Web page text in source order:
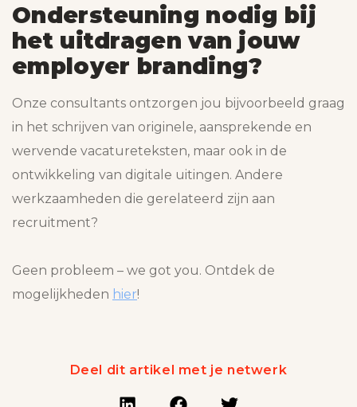
Ondersteuning nodig bij
het uitdragen van jouw
employer branding?
Onze consultants ontzorgen jou bijvoorbeeld graag
in het schrijven van originele, aansprekende en
wervende vacatureteksten, maar ook in de
ontwikkeling van digitale uitingen. Andere
werkzaamheden die gerelateerd zijn aan
recruitment?
Geen probleem – we got you. Ontdek de
mogelijkheden hier!
Deel dit artikel met je netwerk